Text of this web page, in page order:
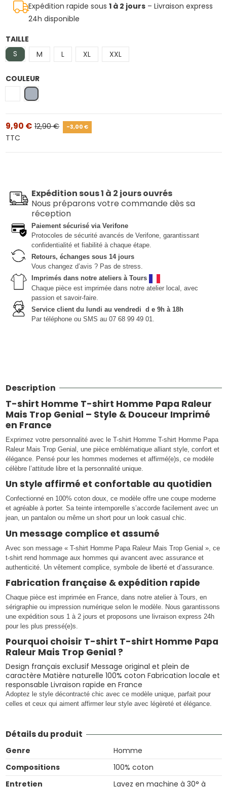
Expédition rapide sous 1 à 2 jours– Livraison express
24h disponible
TAILLE
S
M L XL XXL
COULEUR
Blanc
Gris
9,90 € 12,90 € -3,00 €
TTC
Expédition sous 1 à 2 jours ouvrés
Nous préparons votre commande dès sa
réception
Paiement sécurisé via Verifone
Protocoles de sécurité avancés de Verifone, garantissant
confidentialité et fiabilité à chaque étape.
Retours, échanges sous 14 jours
Vous changez d’avis ? Pas de stress.
Imprimés dans notre ateliers à Tours
Chaque pièce est imprimée dans notre atelier local, avec
passion et savoir-faire.
Service client du lundi au vendredi d e 9h à 18h
Par téléphone ou SMS au 07 68 99 49 01.
Description
T-shirt Homme T-shirt Homme Papa Raleur
Mais Trop Genial – Style & Douceur Imprimé
en France
Exprimez votre personnalité avec le T-shirt Homme T-shirt Homme Papa
Raleur Mais Trop Genial, une pièce emblématique alliant style, confort et
élégance. Pensé pour les hommes modernes et affirmé(e)s, ce modèle
célèbre l’attitude libre et la personnalité unique.
Un style affirmé et confortable au quotidien
Confectionné en 100% coton doux, ce modèle offre une coupe moderne
et agréable à porter. Sa teinte intemporelle s’accorde facilement avec un
jean, un pantalon ou même un short pour un look casual chic.
Un message complice et assumé
Avec son message « T-shirt Homme Papa Raleur Mais Trop Genial », ce
t-shirt rend hommage aux hommes qui avancent avec assurance et
authenticité. Un vêtement complice, symbole de liberté et d’assurance.
Fabrication française & expédition rapide
Chaque pièce est imprimée en France, dans notre atelier à Tours, en
sérigraphie ou impression numérique selon le modèle. Nous garantissons
une expédition sous 1 à 2 jours et proposons une livraison express 24h
pour les plus pressé(e)s.
Pourquoi choisir T-shirt T-shirt Homme Papa
Raleur Mais Trop Genial ?
Design français exclusif Message original et plein de
caractère Matière naturelle 100% coton Fabrication locale et
responsable Livraison rapide en France
Adoptez le style décontracté chic avec ce modèle unique, parfait pour
celles et ceux qui aiment affirmer leur style avec légèreté et élégance.
Détails du produit
Genre
Homme
Compositions
100% coton
Entretien
Lavez en machine à 30° à